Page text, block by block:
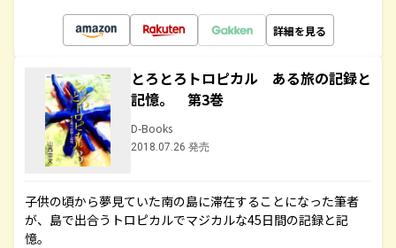
詳細を見る
とろとろトロピカル ある旅の記録と
記憶。 第3巻
D-Books
2018.07.26 発売
子供の頃から夢見ていた南の島に滞在することになった筆者
が、島で出合うトロピカルでマジカルな45日間の記録と記
憶。